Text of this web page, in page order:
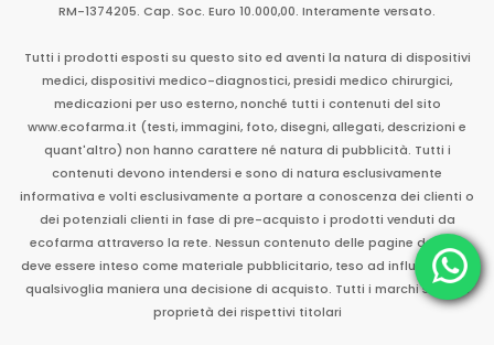
RM-1374205. Cap. Soc. Euro 10.000,00. Interamente versato.
Tutti i prodotti esposti su questo sito ed aventi la natura di dispositivi
medici, dispositivi medico-diagnostici, presidi medico chirurgici,
medicazioni per uso esterno, nonché tutti i contenuti del sito
www.ecofarma.it (testi, immagini, foto, disegni, allegati, descrizioni e
quant'altro) non hanno carattere né natura di pubblicità. Tutti i
contenuti devono intendersi e sono di natura esclusivamente
informativa e volti esclusivamente a portare a conoscenza dei clienti o
dei potenziali clienti in fase di pre-acquisto i prodotti venduti da
ecofarma attraverso la rete. Nessun contenuto delle pagine del sito
deve essere inteso come materiale pubblicitario, teso ad influenzare in
qualsivoglia maniera una decisione di acquisto. Tutti i marchi sono di
proprietà dei rispettivi titolari